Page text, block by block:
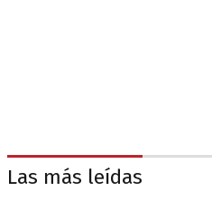
Las más leídas